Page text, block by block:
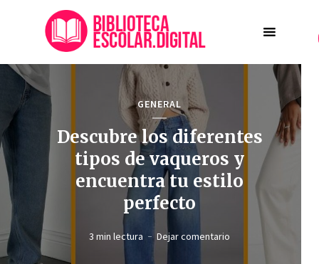
GENERAL
Descubre los diferentes
tipos de vaqueros y
encuentra tu estilo
perfecto
3 min lectura Dejar comentario